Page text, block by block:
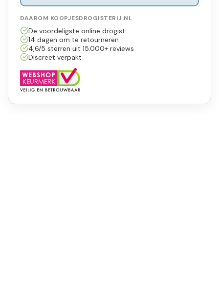
DAAROM KOOPJESDROGISTERIJ.NL
De voordeligste online drogist
14 dagen om te retourneren
4,6/5 sterren uit 15.000+ reviews
Discreet verpakt